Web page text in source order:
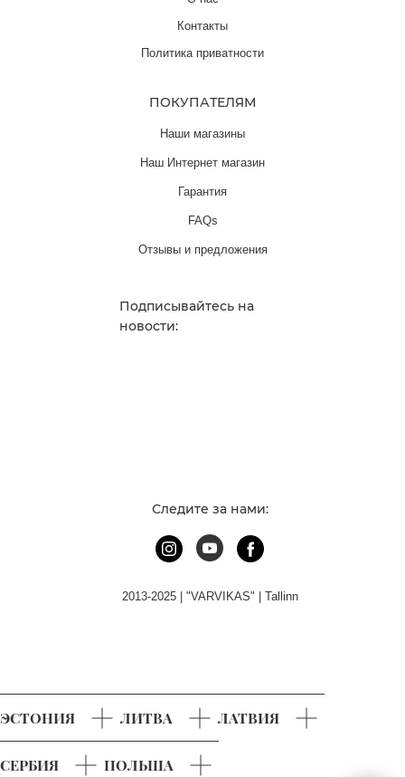
2013-2025 | "VARVIKAS" | Tallinn
ПОКУПАТЕЛЯМ
Контакты
Политика приватности
Подписывайтесь на
новости:
Следите за нами:
Наши магазины
Отзывы и предложения
FAQs
Гарантия
Наш Интернет магазин
ЭСТОНИЯ ЛИТВА ЛАТВИЯ
СЕРБИЯ ПОЛЬША